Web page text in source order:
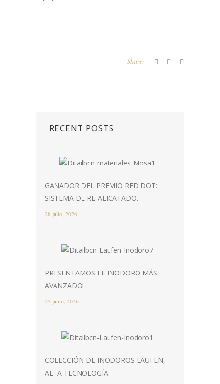
Share:
RECENT POSTS
GANADOR DEL PREMIO RED DOT:
SISTEMA DE RE-ALICATADO.
28 julio, 2026
PRESENTAMOS EL INODORO MÁS
AVANZADO!
25 junio, 2026
COLECCIÓN DE INODOROS LAUFEN,
ALTA TECNOLOGÍA.